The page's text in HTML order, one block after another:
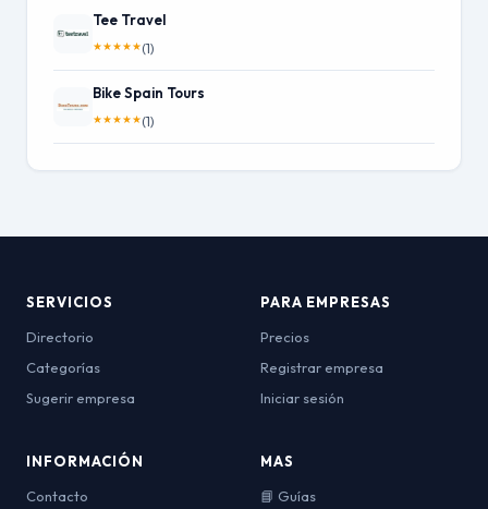
Tee Travel
★★★★★(1)
Bike Spain Tours
★★★★★(1)
SERVICIOS
Directorio
Categorías
Sugerir empresa
PARA EMPRESAS
Precios
Registrar empresa
Iniciar sesión
INFORMACIÓN
Contacto
MAS
📘 Guías